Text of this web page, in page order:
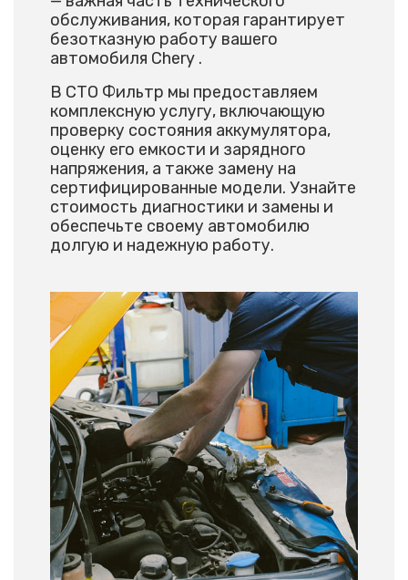
обслуживания, которая гарантирует
безотказную работу вашего
автомобиля Chery .
В СТО Фильтр мы предоставляем
комплексную услугу, включающую
проверку состояния аккумулятора,
оценку его емкости и зарядного
напряжения, а также замену на
сертифицированные модели. Узнайте
стоимость диагностики и замены и
обеспечьте своему автомобилю
долгую и надежную работу.